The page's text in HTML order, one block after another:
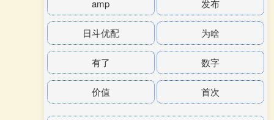
amp 发布
日斗优配 为啥
有了 数字
价值 首次